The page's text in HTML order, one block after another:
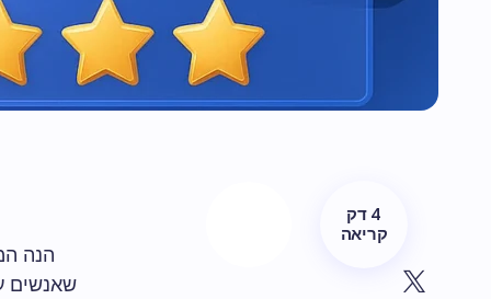
4 דק
קריאה
שאנשים